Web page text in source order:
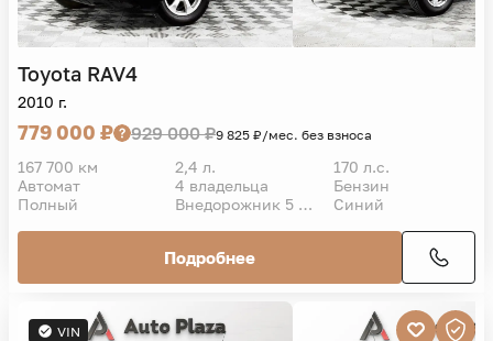
Toyota RAV4
2010 г.
779 000 ₽ 929 000 ₽9 825 ₽/мес. без взноса
167 700 км 2,4 л.
170 л.с.
Автомат
4 владельца
Бензин
Полный
Внедорожник 5 дв. Синий
Подробнее
VIN